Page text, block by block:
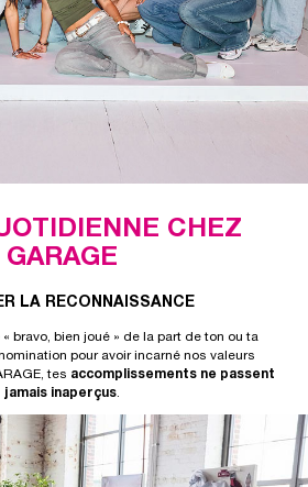
CHEZ
GARAGE
LA RECONNAISSANCE
bravo, bien joué » de la part de ton ou ta
pour avoir incarné nos valeurs
tes accomplissements ne passent
jamais inaperçus.